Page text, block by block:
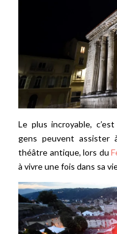
Le plus incroyable,
gens peuvent assister
théâtre antique, lors du
à vivre une fois dans sa